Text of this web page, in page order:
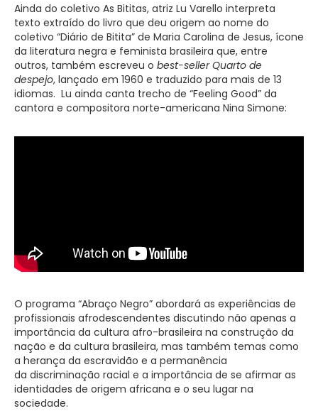
Ainda do coletivo As Bititas, atriz Lu Varello interpreta
texto extraído do livro que deu origem ao nome do
coletivo “Diário de Bitita” de Maria Carolina de Jesus, ícone
da literatura negra e feminista brasileira que, entre
outros, também escreveu o best-seller Quarto de
despejo, lançado em 1960 e traduzido para mais de 13
idiomas. Lu ainda canta trecho de “Feeling Good” da
cantora e compositora norte-americana Nina Simone:
O programa “Abraço Negro” abordará as experiências de
profissionais afrodescendentes discutindo não apenas a
importância da cultura afro-brasileira na construção da
nação e da cultura brasileira, mas também temas como
a herança da escravidão e a permanência
da discriminação racial e a importância de se afirmar as
identidades de origem africana e o seu lugar na
sociedade.